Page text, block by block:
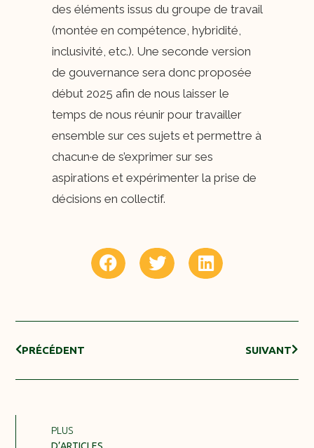
des éléments issus du groupe de travail
(montée en compétence, hybridité,
inclusivité, etc.). Une seconde version
de gouvernance sera donc proposée
début 2025 afin de nous laisser le
temps de nous réunir pour travailler
ensemble sur ces sujets et permettre à
chacun·e de s’exprimer sur ses
aspirations et expérimenter la prise de
décisions en collectif.
PRÉCÉDENT SUIVANT
PLUS